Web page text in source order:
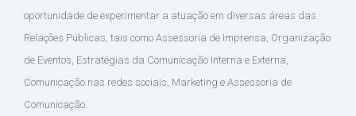
oportunidade de experimentar a atuação em diversas áreas das
Relações Públicas, tais como Assessoria de Imprensa, Organização
de Eventos, Estratégias da Comunicação Interna e Externa,
Comunicação nas redes sociais, Marketing e Assessoria de
Comunicação.